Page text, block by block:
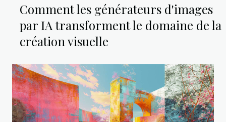
Comment les générateurs d'images
par IA transforment le domaine de la
création visuelle